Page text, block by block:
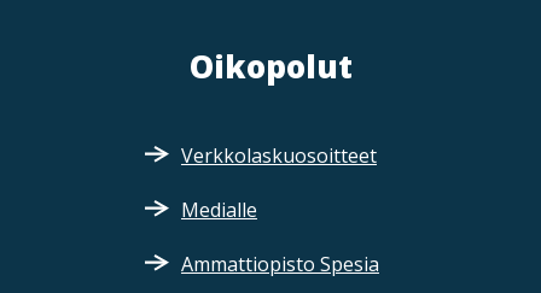
Oikopolut
Verkkolaskuosoitteet
Medialle
Ammattiopisto Spesia